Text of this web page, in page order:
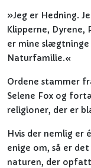
»Jeg er Hedning.
Klipperne, Dyrene,
er mine slægtninge
Naturfamilie.«
Ordene stammer
Selene Fox og
religioner, der er
Hvis der nemlig er
enige om, så er
naturen, der